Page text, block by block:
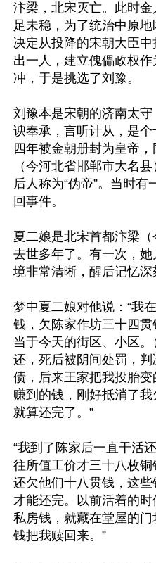
汴梁，北宋灭亡。此时金
足未稳，为了统治中原地
决定从投降的宋朝大臣中
出一人，建立傀儡政权作
冲，于是挑选了刘豫。
刘豫本是宋朝的济南太
谀奉承，言听计从，是
四年被金朝册封为皇帝
（今河北省邯郸市大名
后人称为“伪帝”。当时
回事件。
夏二娘是北宋首都汴梁
去世多年了。有一次，
境非常清晰，醒后记忆深
梦中夏二娘对他说：“我
钱，欠陈家作坊三十四贯
当于今天的街区、小区
还，死后被阴间处罚，
债，后来王家把我投胎
赚到的钱，刚好抵消了
就算还完了。”
“我到了陈家后一直干活
往所值工价才三十八枚
还欠他们十八贯钱，这
才能还完。以前活着的
私房钱，就藏在堂屋的
钱把我赎回来。”